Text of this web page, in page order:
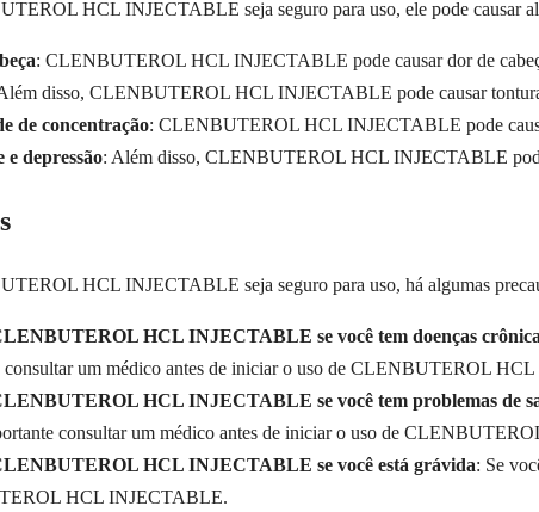
HCL INJECTABLE seja seguro para uso, ele pode causar
: CLENBUTEROL HCL INJECTABLE pode causar dor de
disso, CLENBUTEROL HCL INJECTABLE pode causar
de concentração: CLENBUTEROL HCL INJECTABLE pode
e depressão: Além disso, CLENBUTEROL HCL INJECTABLE pode
HCL INJECTABLE seja seguro para uso, há algumas
HCL INJECTABLE se você tem doenças
consultar um médico antes de iniciar o uso de CLENBUTEROL
HCL INJECTABLE se você tem problemas de
consultar um médico antes de iniciar o uso de
HCL INJECTABLE se você está grávida: Se
HCL INJECTABLE.